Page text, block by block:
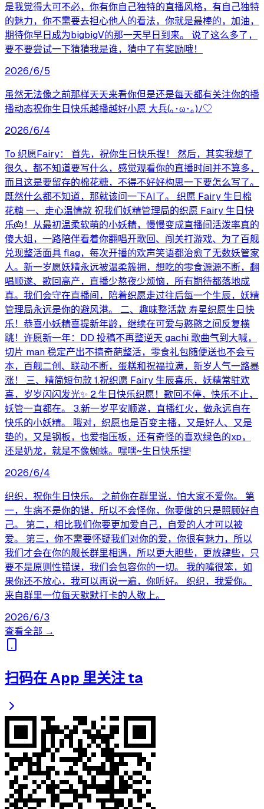
是我觉得大可不必，你有你自己独特的直播风格，有自己独特
的魅力，你不需要去担心他人的看法，你就是最棒的，加油，
期待你早日成为bigbigV的那一天早日到来。 说了这么多了，
要不要尝试一下猜猜我是谁，猜中了有奖励哦！
2026/6/5
虽然无法像之前那样天天来看你但是还是每天都有关注你的播
播动态祝你生日快乐越播越好小愿 大兵(｡･ω･｡)ﾉ♡
2026/6/4
To 织愿Fairy： 首先，祝你生日快乐捏！ 然后，其实我想了
很久，都不知道要写什么，感觉观看你的直播时间并不算多，
而且这是要留存的棉花糖，不得不好好构思一下要怎么写了。
既然什么都不知道，那就该问一下AI了。 织愿 Fairy 生日棉
花糖 一、走心温情款 祝我们妖精管理局的织愿 Fairy 生日快
乐🎂！从最初温柔软萌的小妖精，慢慢变成直播间活泼率真的
傻大姐，一路陪伴看着你翻唱开歌回、闯关打游戏、为了百舰
兑现整活面具 flag，每次开播的欢声笑语都治愈了无数妖管家
人。新一岁愿妖精永远被温柔簇拥，想吃的零食源源不断，翻
唱顺遂、歌回高产，直播少熬夜少烦恼，所有期待都落地成
真。我们会守在直播间，陪着织愿走过往后每一个生辰，妖精
管理局永远是你的避风港。 二、趣味整活款 寿星织愿生日快
乐！恭喜小妖精喜提新年龄，继续在可爱与憨憨之间反复横
跳！许愿新一年：DD 投稿不再整逆天 gachi 歌曲气到大喊，
切片 man 稳定产出不搞奇葩整活，零食礼包随便送也不会亏
本，百舰二创、联动不断，蛋糕和祝福拉满，新岁人气一路暴
涨！ 三、精简短句款 1.祝织愿 Fairy 生辰喜乐，妖精常驻欢
喜，岁岁闪闪发光✨ 2.生日快乐织愿！歌回不停，快乐不止，
妖管一直都在。 3.新一岁平安顺遂，直播红火，做永远自在
快乐的小妖精。 哦对，织愿也是百变主播，又是好人、又是
垫的，又是钢板，也爱指压板，还有奇怪的喜欢绿色的xp，
还是奶龙，就是不像蜘蛛。嘿嘿~生日快乐捏!
2026/6/4
织织，祝你生日快乐。 之前你在群里说，怕大家不爱你。 第
一，生病不是你的错，所以不会怪你，你要做的只是照顾好自
己。 第二，相比我们你要更加爱自己，自爱的人才可以被
爱。 第三，你不需要怀疑我们对你的爱，你很有魅力，所以
我们才会在你的舰长群里相遇，所以更大胆些，更放肆些，只
要不是原则性错误，我们会包容你的一切。 我的嘴很笨，如
果你还不放心，我可以再说一遍，你听好。 织织，我爱你。
来自群里一位每天默默打卡的人敬上。
2026/6/3
查看全部 →
扫码在 App 里关注 ta